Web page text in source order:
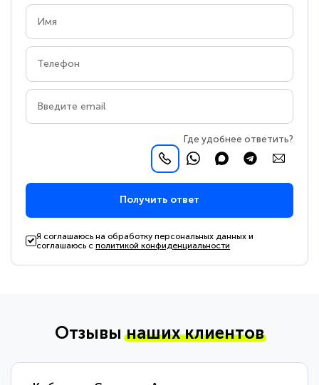
Где удобнее ответить?
Получить ответ
Я соглашаюсь на обработку персональных данных и
соглашаюсь сполитикой конфиденциальности
Отзывынаших клиентов